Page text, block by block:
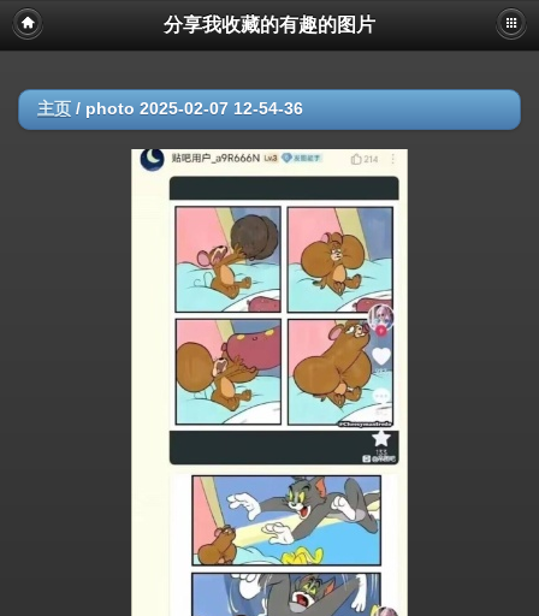
分享我收藏的有趣的图片
主页 / photo 2025-02-07 12-54-36